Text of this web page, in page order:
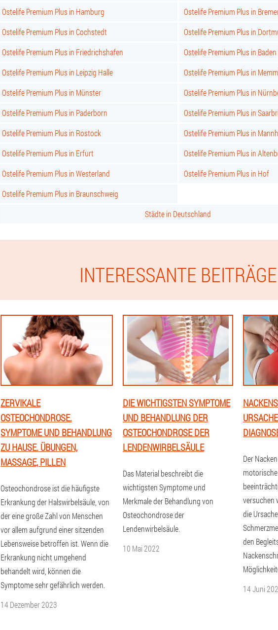
Ostelife Premium Plus in Hamburg
Ostelife Premium Plus in
Ostelife Premium Plus in Cochstedt
Ostelife Premium Plus in
Ostelife Premium Plus in Friedrichshafen
Ostelife Premium Plus in
Ostelife Premium Plus in Leipzig Halle
Ostelife Premium Plus in
Ostelife Premium Plus in Münster
Ostelife Premium Plus in
Ostelife Premium Plus in Paderborn
Ostelife Premium Plus in
Ostelife Premium Plus in Rostock
Ostelife Premium Plus in
Ostelife Premium Plus in Erfurt
Ostelife Premium Plus in
Ostelife Premium Plus in Westerland
Ostelife Premium Plus in Hof
Ostelife Premium Plus in Braunschweig
Städte in Deutschland
INTERESSANTE BEITRÄGE
ZERVIKALE
OSTEOCHONDROSE.
SYMPTOME UND BEHANDLUNG
ZU HAUSE. ÜBUNGEN,
MASSAGE, PILLEN
Osteochondrose ist die häufigste
Erkrankung der Halswirbelsäule, von
der eine große Zahl von Menschen
vor allem aufgrund einer sitzenden
Lebensweise betroffen ist. Wenn die
Erkrankung nicht umgehend
behandelt wird, können die
Symptome sehr gefährlich werden.
14 Dezember 2023
DIE WICHTIGSTEN SYMPTOME
UND BEHANDLUNG DER
OSTEOCHONDROSE DER
LENDENWIRBELSÄULE
Das Material beschreibt die
wichtigsten Symptome und
Merkmale der Behandlung von
Osteochondrose der
Lendenwirbelsäule.
10 Mai 2022
Der
versuchen
die
den
14 Juni